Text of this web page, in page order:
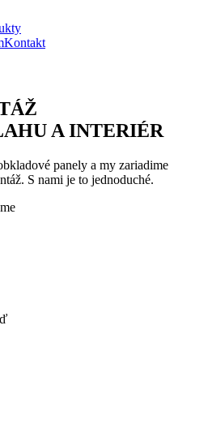
Kontakt
A INTERIÉR
panely a my zariadime
S nami je to jednoduché.